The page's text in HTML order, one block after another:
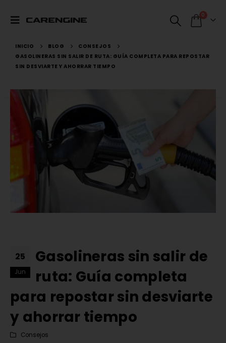
0
INICIO BLOG
CONSEJOS
GASOLINERAS SIN SALIR DE RUTA: GUÍA COMPLETA PARA REPOSTAR
SIN DESVIARTE Y AHORRAR TIEMPO
25
Jun
Gasolineras sin salir de
ruta: Guía completa
para repostar sin desviarte
y ahorrar tiempo
Consejos